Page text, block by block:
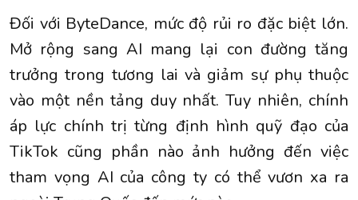
Đối với ByteDance, mức độ rủi ro đặc biệt lớn.
Mở rộng sang AI mang lại con đường tăng
trưởng trong tương lai và giảm sự phụ thuộc
vào một nền tảng duy nhất. Tuy nhiên, chính
áp lực chính trị từng định hình quỹ đạo của
TikTok cũng phần nào ảnh hưởng đến việc
tham vọng AI của công ty có thể vươn xa ra